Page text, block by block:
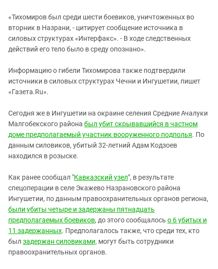
ЮФО
«Тихомиров был среди шести боевиков, уничтоженных во
вторник в Назрани, - цитирует сообщение источника в
силовых структурах «Интерфакс». - В ходе следственных
действий его тело было в среду опознано».
Информацию о гибели Тихомирова также подтвердили
источники в силовых структурах Чечни и Ингушетии, пишет
«Газета.Ru».
Сегодня же в Ингушетии на окраине селения Средние Ачалуки
Малгобекского района был убит скрывавшийся в частном
доме предполагаемый участник вооруженного подполья. По
данным силовиков, убитый 32-летний Адам Кодзоев
находился в розыске.
Как ранее сообщал "Кавказский узел", в результате
спецоперации в селе Экажево Назрановского района
Ингушетии, по данным правоохранительных органов региона,
были убиты четыре и задержаны пятнадцать
предполагаемых боевиков, до этого сообщалось о 6 убитых и
11 задержанных. Предполагалось также, что среди тех, кто
был задержан силовиками, могут быть сотрудники
правоохранительных органов.